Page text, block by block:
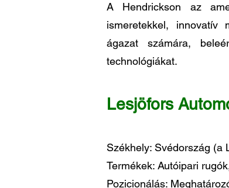
A Hendrickson az
ismeretekkel, innovatív
ágazat számára,
technológiákat.
Lesjöfors
Székhely: Svédország (a
Termékek: Autóipari
Pozicionálás: